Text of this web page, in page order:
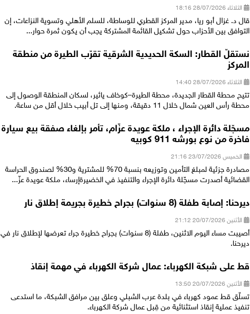
الثلاثاء 28/07/2026 18:16
قال د. غزال أبو ريا، مدير المركز القطري للوساطة، للسلم الأهلي وتسوية النزاعات، إن
التوافق بين الأحزاب حول تشكيل القائمة المشتركة يجب أن يكون ثمرة حوار...
نستقلّ القطار: السكة الحديدية الشرقية تقرّب الطيرة من منطقة
المركز
الثلاثاء 28/07/2026 14:40
تتيح محطة القطار الجديدة، محطة الطيرة–كوخاف يائير، لسكان المنطقة الوصول إلى
محطة رأس العين شمال خلال 11 دقيقة، ومنها إلى تل أبيب خلال أقل من ساعة.
مسجّلة دائرة الإجراء ، ملكة عويدة عزّام، تأمر بإلغاء صفقة بيع سيارة
فاخرة من نوع بورشه 911 كوبيه
الخميس 23/07/2026 21:16
مصادرة جزئية لمبلغ التأمين وتوزيعه بنسبة 70% للمشترية و30% لصندوق الحراسة
القضائية أصدرت مسجّلة دائرة الإجراء والتنفيذ في الخضيرةإرساء، ملكة عويدة عزّ...
ديرحنا: إصابة طفلة (8 سنوات) بجراح خطيرة بجريمة إطلاق نار
الأثنين 20/07/2026 21:12
أصيبت مساء اليوم الاثنين، طفلة (8 سنوات) بجراح خطيرة جراء تعرضها لإطلاق نار في
ديرحنا.
قط على شبكة الكهرباء: عمال شركة الكهرباء في مهمة إنقاذ
الأثنين 20/07/2026 13:50
تسلّق قط عمود كهرباء في بلدة عرب الشبلي وعلق بين مرافق الشبكة، ما استدعى
تنفيذ عملية إنقاذ استثنائية من قِبل عمال شركة الكهرباء.